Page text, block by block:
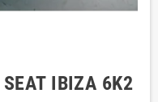
SEAT IBIZA 6K2